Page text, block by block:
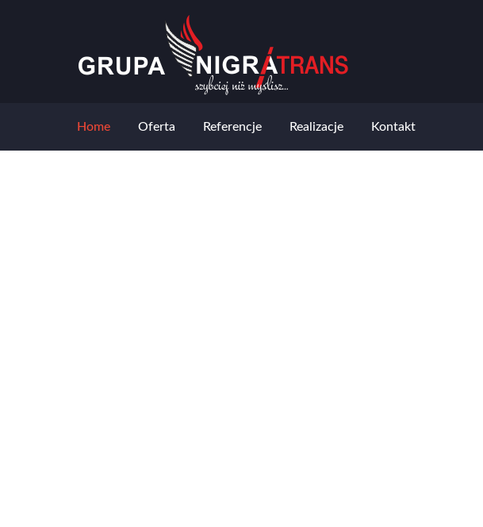
Home Oferta Referencje Realizacje Kontakt